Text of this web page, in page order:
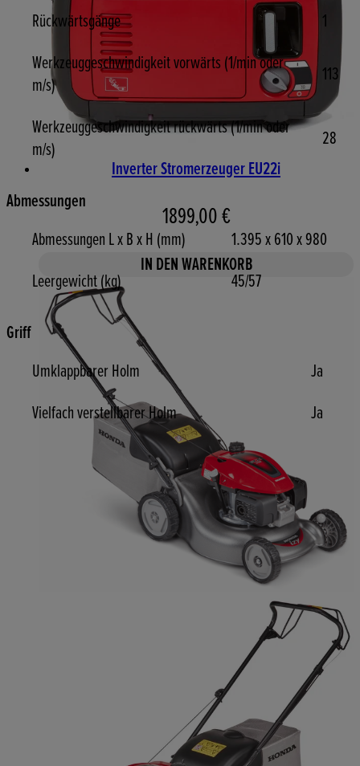
Rückwärtsgänge
1
Werkzeuggeschwindigkeit vorwärts (1/min oder
m/s)
113
Werkzeuggeschwindigkeit rückwärts (1/min oder
m/s)
28
Abmessungen
Abmessungen L x B x H (mm)
1.395 x 610 x 980
Leergewicht (kg)
45/57
Griff
Umklappbarer Holm
Ja
Vielfach verstellbarer Holm
Ja
Inverter Stromerzeuger EU22i
1899,00 €
IN DEN WARENKORB